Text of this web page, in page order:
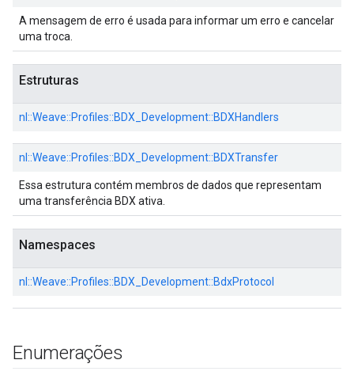
A mensagem de erro é usada para informar um erro e cancelar
uma troca.
Estruturas
nl::Weave::Profiles::BDX_Development::BDXHandlers
nl::Weave::Profiles::BDX_Development::BDXTransfer
Essa estrutura contém membros de dados que representam
uma transferência BDX ativa.
Namespaces
nl::Weave::Profiles::BDX_Development::BdxProtocol
Enumerações